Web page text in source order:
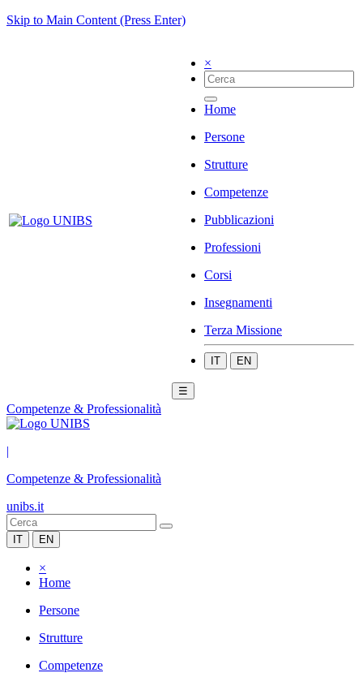
Skip to Main Content (Press Enter)
×
Home
Persone
Strutture
Competenze
Pubblicazioni
Professioni
Corsi
Insegnamenti
Terza Missione
IT EN
☰
Competenze & Professionalità
|
Competenze & Professionalità
unibs.it
IT EN
×
Home
Persone
Strutture
Competenze